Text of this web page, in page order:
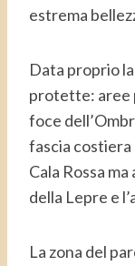
estrema
Data proprio
protette: aree
foce
fascia costiera
Cala Rossa
della Lepre e
La zona del